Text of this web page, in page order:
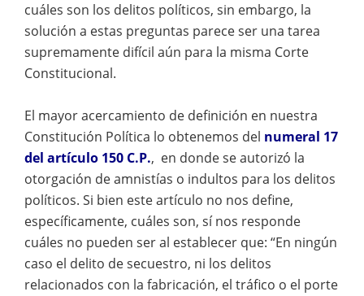
cuáles son los delitos políticos, sin embargo, la
solución a estas preguntas parece ser una tarea
supremamente difícil aún para la misma Corte
Constitucional.
El mayor acercamiento de definición en nuestra
Constitución Política lo obtenemos del numeral 17
del artículo 150 C.P., en donde se autorizó la
otorgación de amnistías o indultos para los delitos
políticos. Si bien este artículo no nos define,
específicamente, cuáles son, sí nos responde
cuáles no pueden ser al establecer que: “En ningún
caso el delito de secuestro, ni los delitos
relacionados con la fabricación, el tráfico o el porte